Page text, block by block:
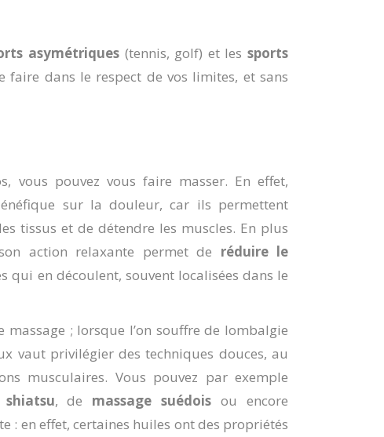
asymétriques (tennis, golf) et lessports
dans le respect de vos limites, et sans
vous pouvez vous faire masser. En effet,
sur la douleur, car ils permettent
tissus et de détendre les muscles. En plus
action relaxante permet de réduire le
qui en découlent, souvent localisées dans le
; lorsque l’on souffre de lombalgie
vaut privilégier des techniques douces, au
musculaires. Vous pouvez par exemple
shiatsu, de massage suédois ou encore
: en effet, certaines huiles ont des propriétés